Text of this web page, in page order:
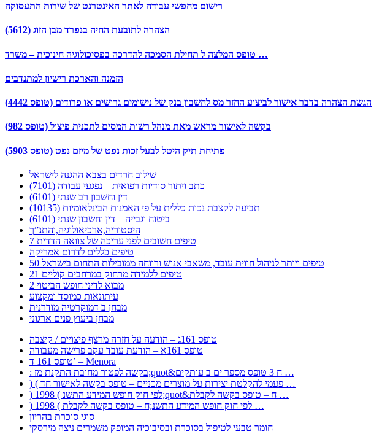
רישום מחפשי עבודה לאתר האינטרנט של שירות התעסוקה
הצהרה לתובעת החיה בנפרד מבן הזוג (5612)
טופס המלצה ל תחילת הסמכה להדרכה בפסיכולוגיה חינוכית – משרד …
הזמנה והארכת רישיון למתנדבים
הגשת הצהרה בדבר אישור לביצוע החזר מס לחשבון בנק של נישומים גרושים או פרודים (טופס 4442)
בקשה לאישור מראש מאת מנהל רשות המסים לתכנית פיצול (טופס 982)
פתיחת תיק היטל לבעל זכות נפט של מיזם נפט (טופס 5903)
שילוב חרדים בצבא ההגנה לישראל
כתב ויתור סודיות רפואית – נפגעי עבודה (7101)
דין וחשבון רב שנתי (6101)
תביעה לקצבת נכות כללית על פי האמנות הבינלאומיות (10135)
ביטוח וגבייה – דין וחשבון שנתי (6101)
היסטוריה,ארכיאולוגיה,והתנ”ך
7 טיפים חשובים לפני עריכה של צוואה הדדית
טיפים כללים לדרום אמריקה
50 טיפים ויותר לניהול חווית עובד, משאבי אנוש ורווחה ממובילות התחום בישראל
21 טיפים ללמידה מרחוק במרחבים קוליים
מבוא לדיני חופש הביטוי 2
עיתונאות כמוסד ומקצוע
מבחן ב דמוקרטיה מודרנית
מבחן ביעוץ פנים ארגוני
טופס 161ג – הודעה על חזרה מרצף פיצויים / קיצבה
טופס 161א – הודעת עובד עקב פרישה מעבודה
טופס 161 ד’ – Menora
: בקשה לפטור מחובת התקנת מז;quot&ח 3 טופס מספר ים ב עותקים …
) ( פעמי להקלטת יצירות על מוצרים מכניים – טופס בקשה לאישור חד …
) 1998 ( לפי חוק חופש המידע התשנ;quot&ח – טופס בקשה לקבלת …
) 1998 ( לפי חוק חופש המידע התשנ;ח – טופס בקשה לקבלת …
סוגי סוכרת בהריון
חומר טבעי לטיפול בסוכרת ובסיבוכיה המופק משמרים ניצה מירסקי